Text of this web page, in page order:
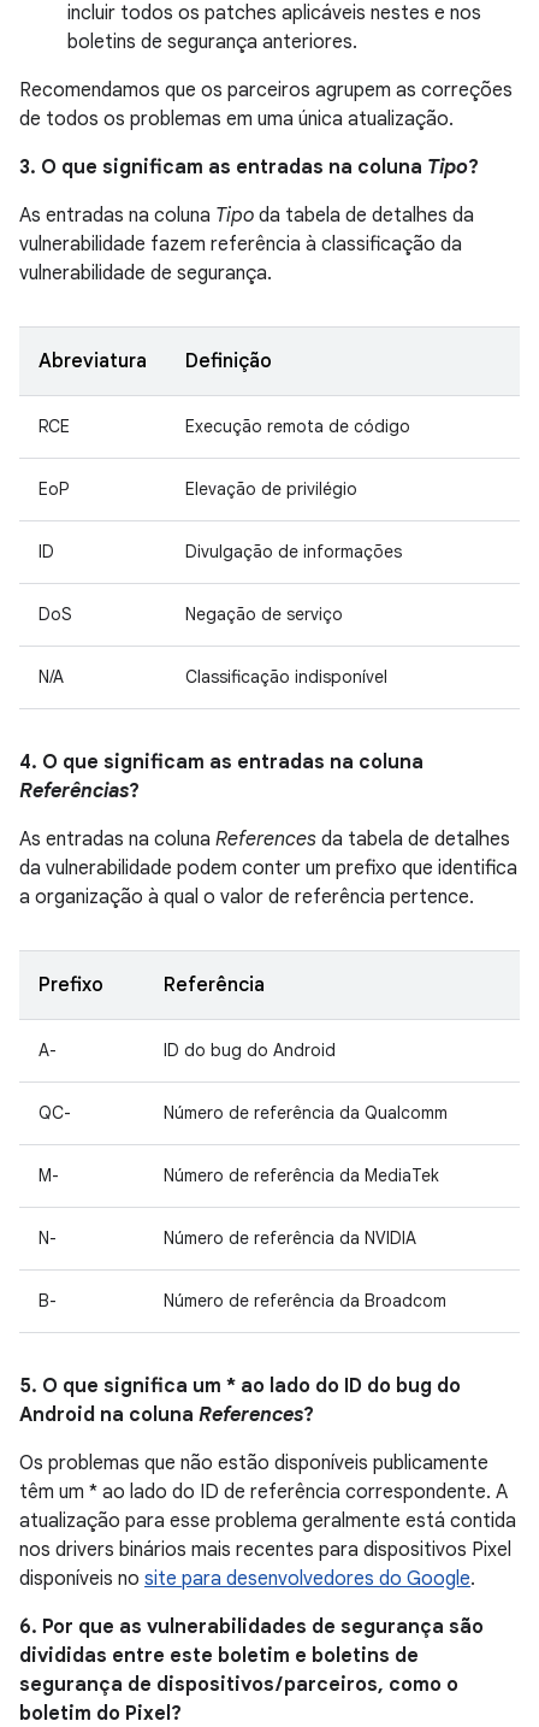
incluir todos os patches aplicáveis nestes e nos
boletins de segurança anteriores.
Recomendamos que os parceiros agrupem as correções
de todos os problemas em uma única atualização.
3. O que significam as entradas na coluna Tipo?
As entradas na coluna Tipo da tabela de detalhes da
vulnerabilidade fazem referência à classificação da
vulnerabilidade de segurança.
Abreviatura Definição
RCE Execução remota de código
EoP Elevação de privilégio
ID Divulgação de informações
DoS Negação de serviço
N/A Classificação indisponível
4. O que significam as entradas na coluna
Referências?
As entradas na coluna References da tabela de detalhes
da vulnerabilidade podem conter um prefixo que identifica
a organização à qual o valor de referência pertence.
Prefixo Referência
A- ID do bug do Android
QC- Número de referência da Qualcomm
M- Número de referência da MediaTek
N- Número de referência da NVIDIA
B- Número de referência da Broadcom
5. O que significa um * ao lado do ID do bug do
Android na coluna References?
Os problemas que não estão disponíveis publicamente
têm um * ao lado do ID de referência correspondente. A
atualização para esse problema geralmente está contida
nos drivers binários mais recentes para dispositivos Pixel
disponíveis no site para desenvolvedores do Google.
6. Por que as vulnerabilidades de segurança são
divididas entre este boletim e boletins de
segurança de dispositivos / parceiros, como o
boletim do Pixel?